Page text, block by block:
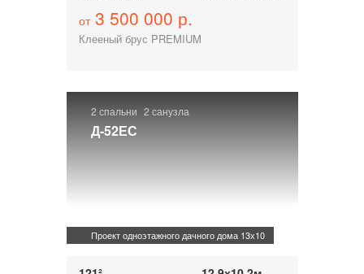
от3 500 000 р.
Клееный брус PREMIUM
2 спальни 2 санузла
Д-52ЕС
Проект одноэтажного дачного дома 13х10